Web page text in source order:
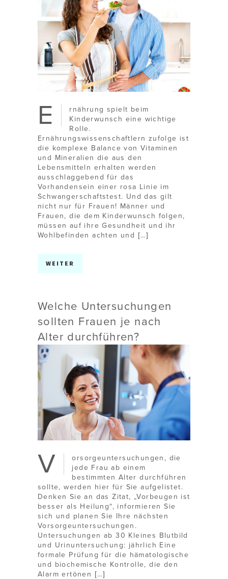
E
rnährung spielt beim
Kinderwunsch eine wichtige
Rolle.
Ernährungswissenschaftlern zufolge ist
die komplexe Balance von Vitaminen
und Mineralien die aus den
Lebensmitteln erhalten werden
ausschlaggebend für das
Vorhandensein einer rosa Linie im
Schwangerschaftstest. Und das gilt
nicht nur für Frauen! Männer und
Frauen, die dem Kinderwunsch folgen,
müssen auf ihre Gesundheit und ihr
Wohlbefinden achten und […]
WEITER
Welche Untersuchungen
sollten Frauen je nach
Alter durchführen?
V
orsorgeuntersuchungen, die
jede Frau ab einem
bestimmten Alter durchführen
sollte, werden hier für Sie aufgelistet.
Denken Sie an das Zitat, „Vorbeugen ist
besser als Heilung“, informieren Sie
sich und planen Sie Ihre nächsten
Vorsorgeuntersuchungen.
Untersuchungen ab 30 Kleines Blutbild
und Urinuntersuchung: jährlich Eine
formale Prüfung für die hämatologische
und biochemische Kontrolle, die den
Alarm ertönen […]